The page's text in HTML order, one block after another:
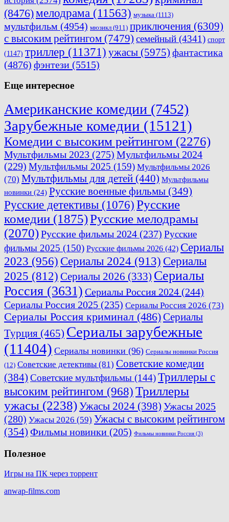
(8476)мелодрама (11563) музыка (1113)
мультфильм (4954) мюзикл (911) приключения (6309)
с высоким рейтингом (7479) семейный (4341) спорт
(1147) триллер (11371) ужасы (5975) фантастика
(4876) фэнтези (5515)
Еще интересное
Американские комедии (7452)
Зарубежные комедии (15121)
Комедии с высоким рейтингом (2276)
Мультфильмы 2023 (275) Мультфильмы 2024
(229) Мультфильмы 2025 (159) Мультфильмы 2026
(70) Мультфильмы для детей (440) Мультфильмы
новинки (24) Русские военные фильмы (349)
Русские детективы (1076)Русские
комедии (1875)Русские мелодрамы
(2070)Русские фильмы 2024 (237) Русские
фильмы 2025 (150) Русские фильмы 2026 (42) Сериалы
2023 (956) Сериалы 2024 (913) Сериалы
2025 (812) Сериалы 2026 (333) Сериалы
Россия (3631) Сериалы Россия 2024 (244)
Сериалы Россия 2025 (235) Сериалы Россия 2026 (73)
Сериалы Россия криминал (486)Сериалы
Турция (465) Сериалы зарубежные
(11404) Сериалы новинки (96) Сериалы новинки Россия
(12) Советские детективы (81) Советские комедии
(384) Советские мультфильмы (144)Триллеры с
высоким рейтингом (968)Триллеры
ужасы (2238)Ужасы 2024 (398) Ужасы 2025
(280) Ужасы 2026 (59) Ужасы с высоким рейтингом
(354) Фильмы новинки (205) Фильмы новинки Россия (3)
Полезное
Игры на ПК через торрент
anwap-films.com